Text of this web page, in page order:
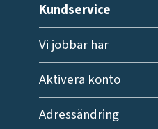
Kundservice
Vi jobbar här
Aktivera konto
Adressändring